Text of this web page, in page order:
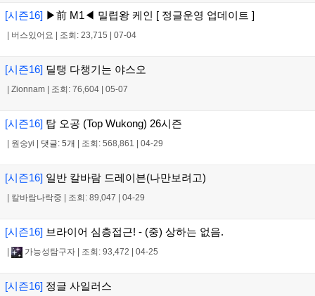
[시즌16] ▶前 M1◀ 밀렵왕 케인 [ 정글운영 업데이트 ]
버스있어요 조회: 23,715 07-04
[시즌16] 딜탱 다챙기는 야스오
Zionnam 조회: 76,604 05-07
[시즌16] 탑 오공 (Top Wukong) 26시즌
원숭yi 댓글: 5개 조회: 568,861 04-29
[시즌16] 일반 칼바람 드레이븐(나만보려고)
칼바람나락중 조회: 89,047 04-29
[시즌16] 브라이어 심층접근! - (중) 상하는 없음.
가능성탐구자 조회: 93,472 04-25
[시즌16] 정글 사일러스